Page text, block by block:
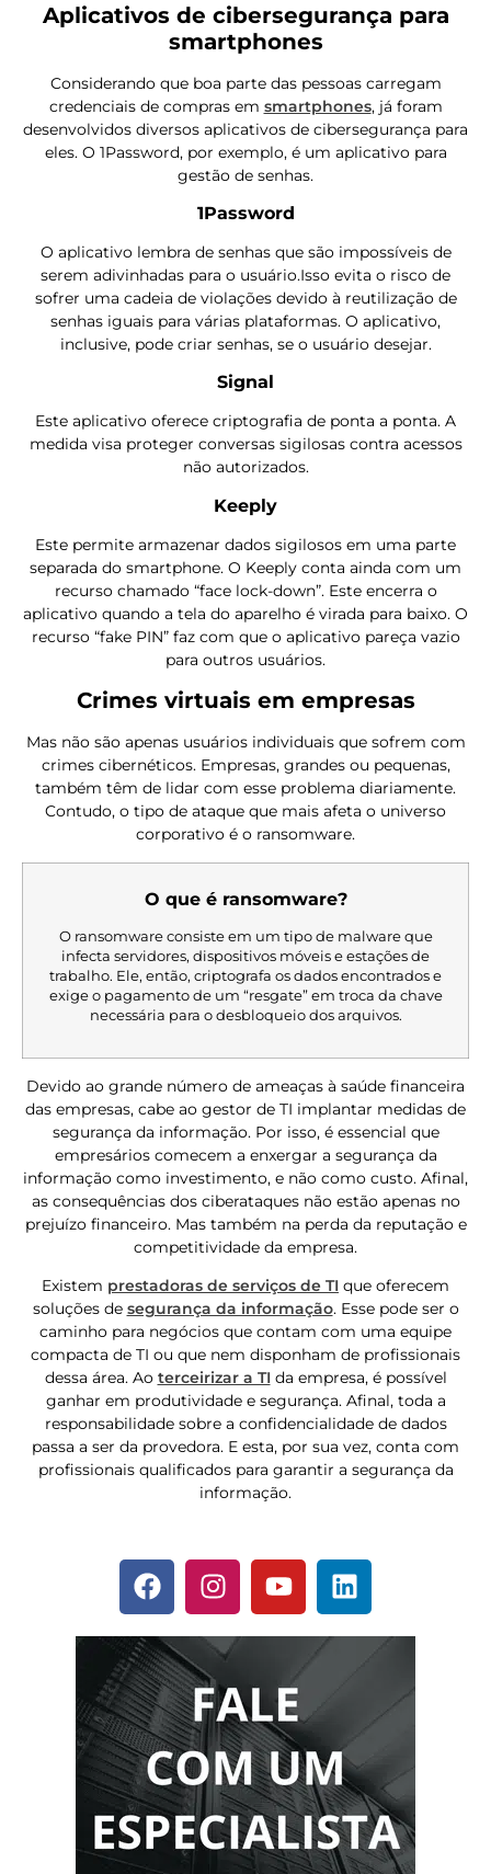
Aplicativos de cibersegurança para
smartphones
Considerando que boa parte das pessoas carregam
credenciais de compras em smartphones, já foram
desenvolvidos diversos aplicativos de cibersegurança para
eles. O 1Password, por exemplo, é um aplicativo para
gestão de senhas.
1Password
O aplicativo lembra de senhas que são impossíveis de
serem adivinhadas para o usuário.Isso evita o risco de
sofrer uma cadeia de violações devido à reutilização de
senhas iguais para várias plataformas. O aplicativo,
inclusive, pode criar senhas, se o usuário desejar.
Signal
Este aplicativo oferece criptografia de ponta a ponta. A
medida visa proteger conversas sigilosas contra acessos
não autorizados.
Keeply
Este permite armazenar dados sigilosos em uma parte
separada do smartphone. O Keeply conta ainda com um
recurso chamado “face lock-down”. Este encerra o
aplicativo quando a tela do aparelho é virada para baixo. O
recurso “fake PIN” faz com que o aplicativo pareça vazio
para outros usuários.
Crimes virtuais em empresas
Mas não são apenas usuários individuais que sofrem com
crimes cibernéticos. Empresas, grandes ou pequenas,
também têm de lidar com esse problema diariamente.
Contudo, o tipo de ataque que mais afeta o universo
corporativo é o ransomware.
O que é ransomware?
O ransomware consiste em um tipo de malware que
infecta servidores, dispositivos móveis e estações de
trabalho. Ele, então, criptografa os dados encontrados e
exige o pagamento de um “resgate” em troca da chave
necessária para o desbloqueio dos arquivos.
Devido ao grande número de ameaças à saúde financeira
das empresas, cabe ao gestor de TI implantar medidas de
segurança da informação. Por isso, é essencial que
empresários comecem a enxergar a segurança da
informação como investimento, e não como custo. Afinal,
as consequências dos ciberataques não estão apenas no
prejuízo financeiro. Mas também na perda da reputação e
competitividade da empresa.
Existem prestadoras de serviços de TI que oferecem
soluções de segurança da informação. Esse pode ser o
caminho para negócios que contam com uma equipe
compacta de TI ou que nem disponham de profissionais
dessa área. Ao terceirizar a TIda empresa, é possível
ganhar em produtividade e segurança. Afinal, toda a
responsabilidade sobre a confidencialidade de dados
passa a ser da provedora. E esta, por sua vez, conta com
profissionais qualificados para garantir a segurança da
informação.